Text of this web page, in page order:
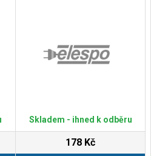
Skladem - ihned k odběru
178 Kč